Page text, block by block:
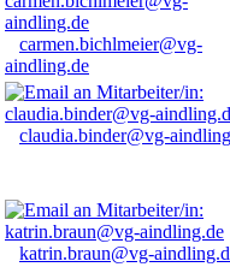
carmen.bichlmeier@vg-
aindling.de
claudia.binder@vg-
katrin.braun@vg-